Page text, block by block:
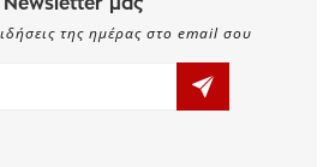
Newsletter μας
της ημέρας στο email σου